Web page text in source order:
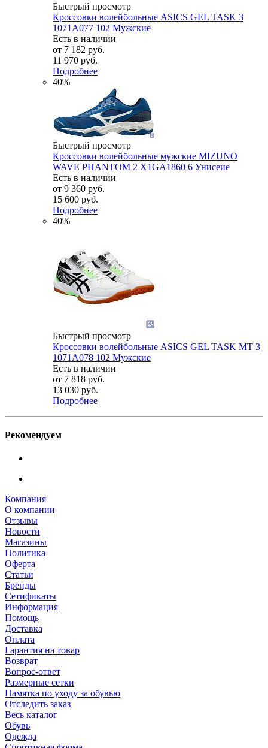
Быстрый просмотр
Кроссовки волейбольные ASICS GEL TASK 3
1071A077 102 Мужские
Есть в наличии
от 7 182 руб.
11 970 руб.
Подробнее
40%
Быстрый просмотр
Кроссовки волейбольные мужские MIZUNO
WAVE PHANTOM 2 X1GA1860 6 Унисеие
Есть в наличии
от 9 360 руб.
15 600 руб.
Подробнее
40%
Быстрый просмотр
Кроссовки волейбольные ASICS GEL TASK MT 3
1071A078 102 Мужские
Есть в наличии
от 7 818 руб.
13 030 руб.
Подробнее
Рекомендуем
Компания
О компании
Отзывы
Новости
Магазины
Политика
Оферта
Статьи
Бренды
Сетификаты
Информация
Помощь
Доставка
Оплата
Гарантия на товар
Возврат
Вопрос-ответ
Размерные сетки
Памятка по уходу за обувью
Отследить заказ
Весь каталог
Обувь
Одежда